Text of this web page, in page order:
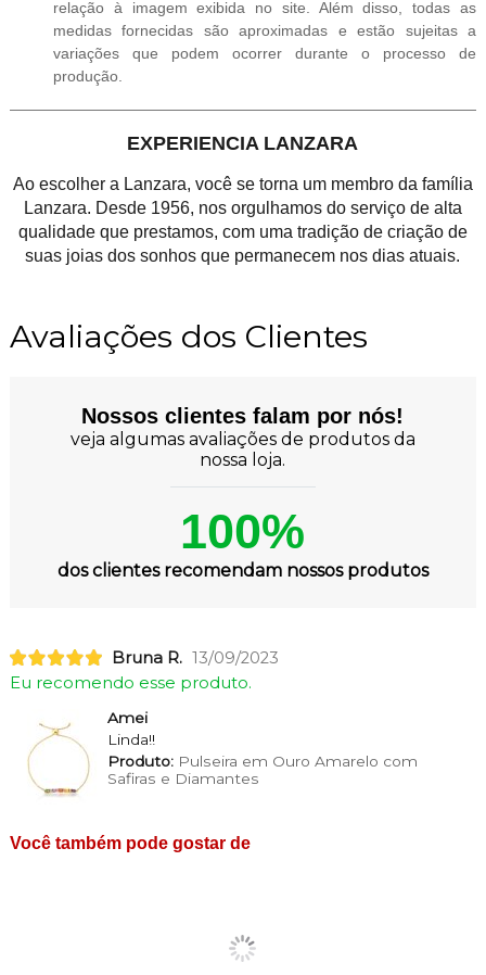
relação à imagem exibida no site. Além disso, todas as
medidas fornecidas são aproximadas e estão sujeitas a
variações que podem ocorrer durante o processo de
produção.
EXPERIENCIA LANZARA
Ao escolher a Lanzara, você se torna um membro da família
Lanzara. Desde 1956, nos orgulhamos do serviço de alta
qualidade que prestamos, com uma tradição de criação de
suas joias dos sonhos que permanecem nos dias atuais.
Avaliações dos Clientes
Nossos clientes falam por nós!
veja algumas avaliações de produtos da
nossa loja.
100%
dos clientes recomendam nossos produtos
Bruna R. 13/09/2023
Eu recomendo esse produto.
Amei
Linda!!
Produto:Pulseira em Ouro Amarelo com
Safiras e Diamantes
Você também pode gostar de